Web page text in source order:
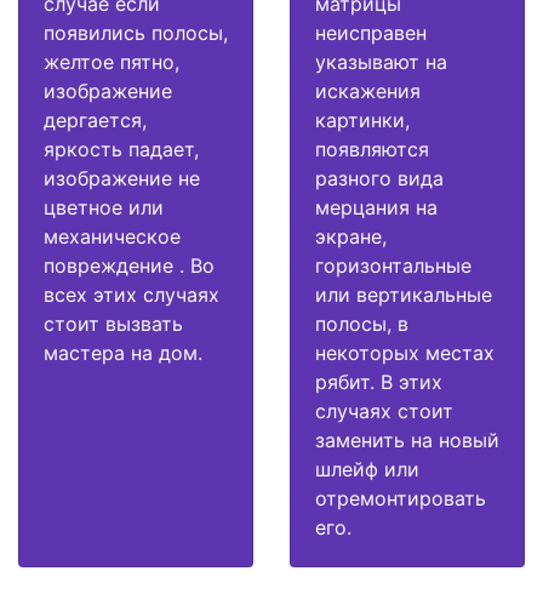
появились полосы,
желтое пятно,
изображение
дергается,
яркость падает,
изображение не
цветное или
механическое
повреждение . Во
всех этих случаях
стоит вызвать
мастера на дом.
неисправен
указывают на
искажения
картинки,
появляются
разного вида
мерцания на
экране,
горизонтальные
или вертикальные
полосы, в
некоторых местах
рябит. В этих
случаях стоит
заменить на новый
шлейф или
отремонтировать
его.